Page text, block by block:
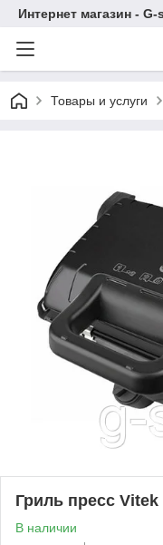
Интернет магазин - G-
Товары и услуги
Гриль пресс Vitek
В наличии